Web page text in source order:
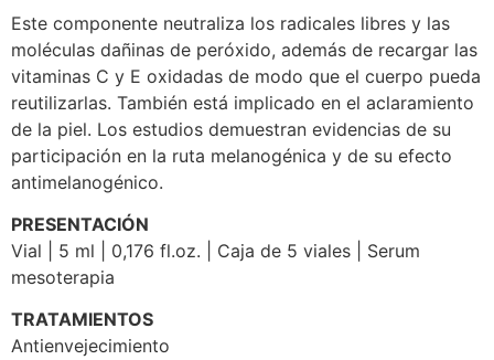
Este componente neutraliza los radicales libres y las
moléculas dañinas de peróxido, además de recargar las
vitaminas C y E oxidadas de modo que el cuerpo pueda
reutilizarlas. También está implicado en el aclaramiento
de la piel. Los estudios demuestran evidencias de su
participación en la ruta melanogénica y de su efecto
antimelanogénico.
PRESENTACIÓN
Vial | 5 ml | 0,176 fl.oz. | Caja de 5 viales | Serum
mesoterapia
TRATAMIENTOS
Antienvejecimiento